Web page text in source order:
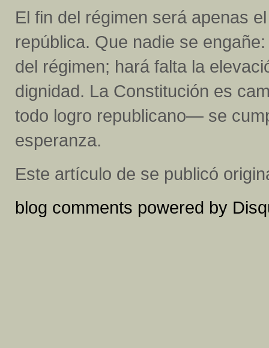
El fin del régimen será apenas
república. Que nadie se
del régimen; hará falta la
dignidad. La Constitución es
todo logro republicano— se
esperanza.
Este artículo de se publicó
blog comments powered by